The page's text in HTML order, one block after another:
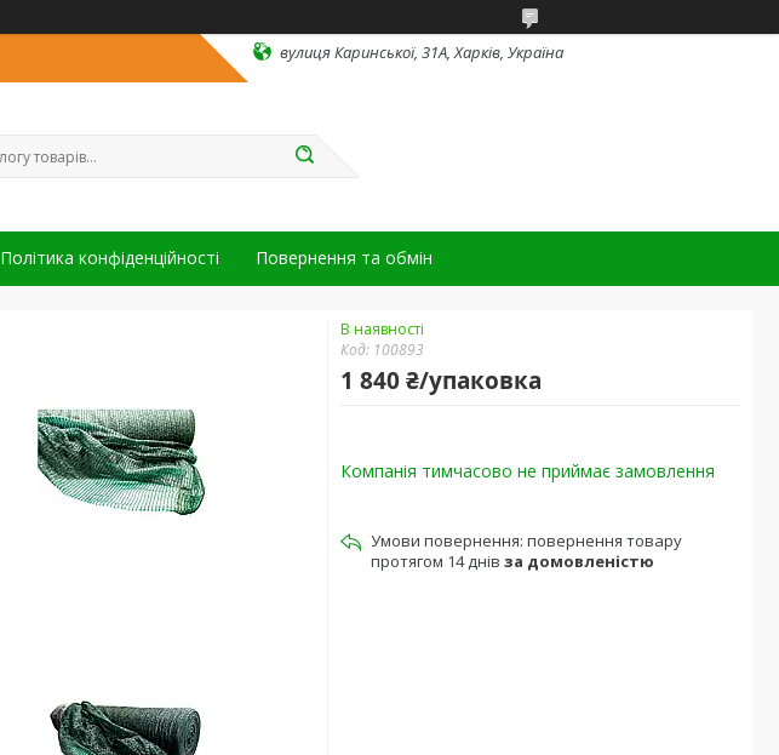
вулиця Каринської, 31А, Харків, Україна
Політика конфіденційності Повернення та обмін
В наявності
Код: 100893
1 840 ₴/упаковка
Компанія тимчасово не приймає замовлення
повернення товару
протягом 14 днів за домовленістю